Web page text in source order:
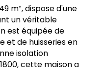
m², dispose d'une
un véritable
est équipée de
et de huisseries en
isolation
cette maison a